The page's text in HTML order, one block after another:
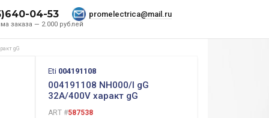
заказа — 2.000 рублей
04-53 promelectrica@mail.ru
gG
Eti 004191108
004191108 NH000/I gG
32A/400V характ gG
ART #587538